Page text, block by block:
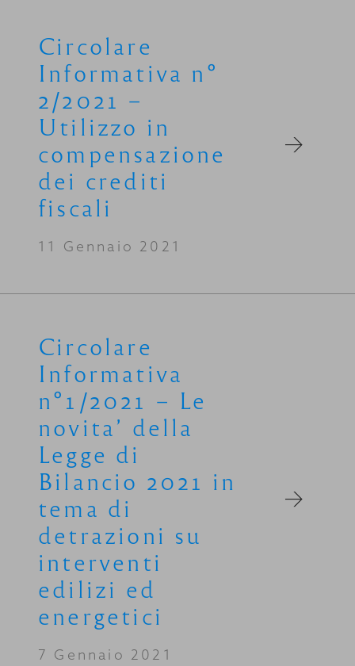
Circolare
Informativa n°
2/2021 –
Utilizzo in
compensazione
dei crediti
fiscali
11 Gennaio 2021
Circolare
Informativa
n°1/2021 – Le
novita’ della
Legge di
Bilancio 2021 in
tema di
detrazioni su
interventi
edilizi ed
energetici
7 Gennaio 2021